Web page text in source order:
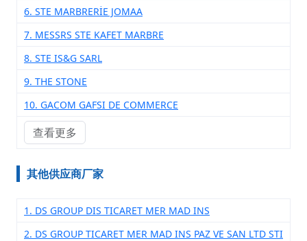
6. STE MARBRERİE JOMAA
7. MESSRS STE KAFET MARBRE
8. STE IS&G SARL
9. THE STONE
10. GACOM GAFSI DE COMMERCE
查看更多
其他供应商厂家
1. DS GROUP DIS TICARET MER MAD INS
2. DS GROUP TICARET MER MAD INS PAZ VE SAN LTD STI